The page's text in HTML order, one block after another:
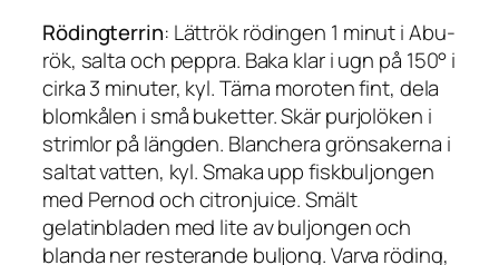
Rödingterrin: Lättrök rödingen 1 minut i Abu-
rök, salta och peppra. Baka klar i ugn på 150° i
cirka 3 minuter, kyl. Tärna moroten fint, dela
blomkålen i små buketter. Skär purjolöken i
strimlor på längden. Blanchera grönsakerna i
saltat vatten, kyl. Smaka upp fiskbuljongen
med Pernod och citronjuice. Smält
gelatinbladen med lite av buljongen och
blanda ner resterande buljong. Varva röding,